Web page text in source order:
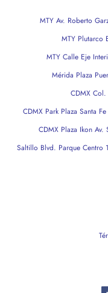
MTY Av. Roberto
MTY Plutarco
MTY Calle Eje
Mérida Plaza
CDMX
CDMX Park Plaza Santa
CDMX Plaza Ikon
Saltillo Blvd. Parque